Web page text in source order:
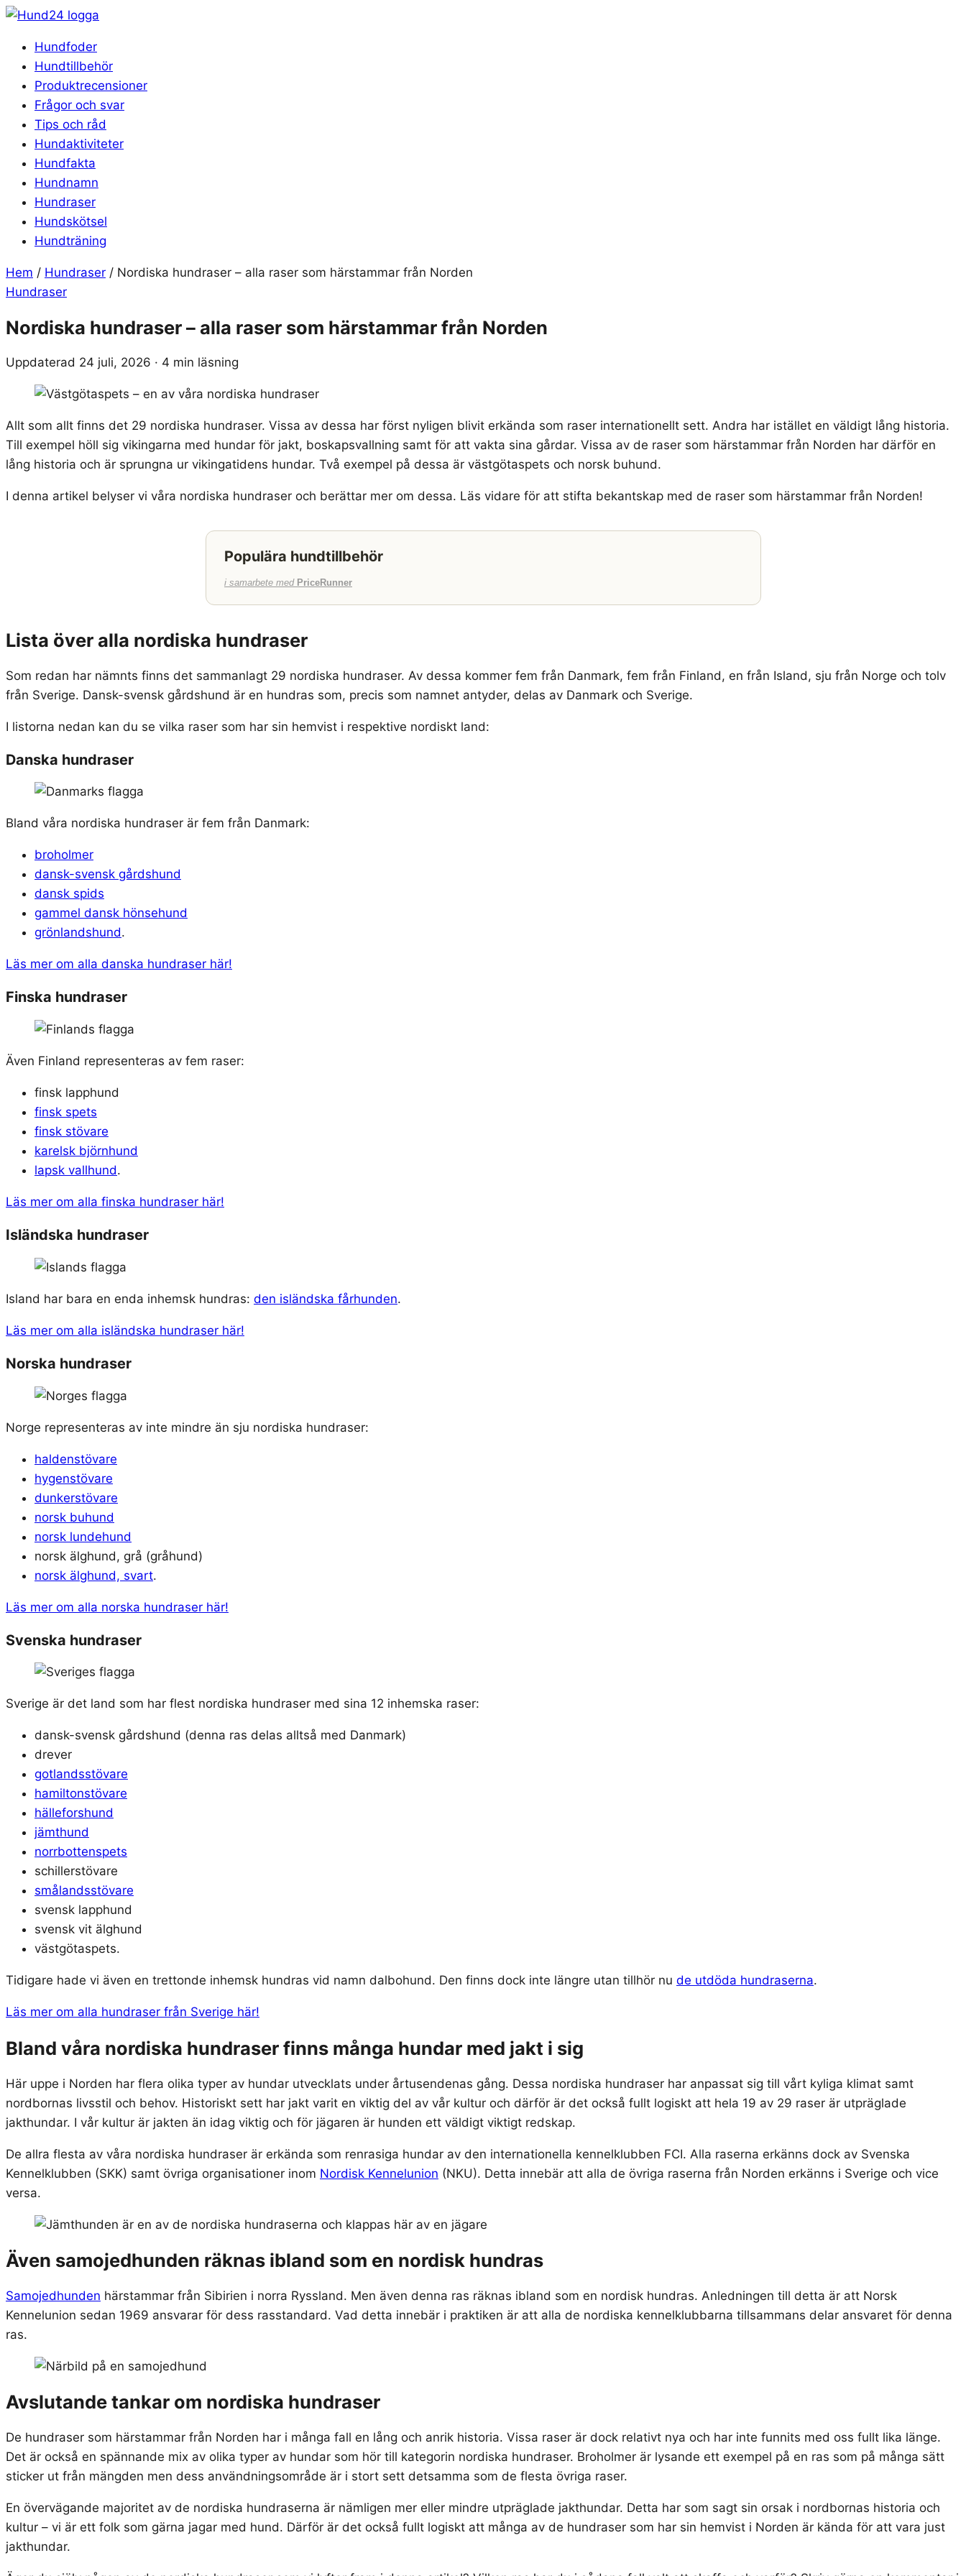
Hoppa
innehållHundfoder
Hundtillbehör
Produktrecensioner
Frågor och svar
Tips och råd
Hundaktiviteter
Hundfakta
Hundnamn
Hundraser
Hundskötsel
Hundträning
Hem / Hundraser / Nordiska hundraser – alla raser som härstammar från Norden
Hundraser
Nordiska hundraser – alla raser som härstammar från Norden
Uppdaterad 24 juli, 2026 · 4 min läsning
Allt som allt finns det 29 nordiska hundraser. Vissa av dessa har först nyligen blivit erkända som raser internationellt sett. Andra har istället en väldigt lång historia.
Till exempel höll sig vikingarna med hundar för jakt, boskapsvallning samt för att vakta sina gårdar. Vissa av de raser som härstammar från Norden har därför en
lång historia och är sprungna ur vikingatidens hundar. Två exempel på dessa är västgötaspets och norsk buhund.
I denna artikel belyser vi våra nordiska hundraser och berättar mer om dessa. Läs vidare för att stifta bekantskap med de raser som härstammar från Norden!
Populära hundtillbehör
i samarbete med PriceRunner
Lista över alla nordiska hundraser
Som redan har nämnts finns det sammanlagt 29 nordiska hundraser. Av dessa kommer fem från Danmark, fem från Finland, en från Island, sju från Norge och tolv
från Sverige. Dansk-svensk gårdshund är en hundras som, precis som namnet antyder, delas av Danmark och Sverige.
I listorna nedan kan du se vilka raser som har sin hemvist i respektive nordiskt land:
Danska hundraser
Bland våra nordiska hundraser är fem från Danmark:
broholmer
dansk-svensk gårdshund
dansk spids
gammel dansk hönsehund
grönlandshund.
Läs mer om alla danska hundraser här!
Finska hundraser
Även Finland representeras av fem raser:
finsk lapphund
finsk spets
finsk stövare
karelsk björnhund
lapsk vallhund.
Läs mer om alla finska hundraser här!
Isländska hundraser
Island har bara en enda inhemsk hundras: den isländska fårhunden.
Läs mer om alla isländska hundraser här!
Norska hundraser
Norge representeras av inte mindre än sju nordiska hundraser:
haldenstövare
hygenstövare
dunkerstövare
norsk buhund
norsk lundehund
norsk älghund, grå (gråhund)
norsk älghund, svart.
Läs mer om alla norska hundraser här!
Svenska hundraser
Sverige är det land som har flest nordiska hundraser med sina 12 inhemska raser:
dansk-svensk gårdshund (denna ras delas alltså med Danmark)
drever
gotlandsstövare
hamiltonstövare
hälleforshund
jämthund
norrbottenspets
schillerstövare
smålandsstövare
svensk lapphund
svensk vit älghund
västgötaspets.
Tidigare hade vi även en trettonde inhemsk hundras vid namn dalbohund. Den finns dock inte längre utan tillhör nu de utdöda hundraserna.
Läs mer om alla hundraser från Sverige här!
Bland våra nordiska hundraser finns många hundar med jakt i sig
Här uppe i Norden har flera olika typer av hundar utvecklats under årtusendenas gång. Dessa nordiska hundraser har anpassat sig till vårt kyliga klimat samt
nordbornas livsstil och behov. Historiskt sett har jakt varit en viktig del av vår kultur och därför är det också fullt logiskt att hela 19 av 29 raser är utpräglade
jakthundar. I vår kultur är jakten än idag viktig och för jägaren är hunden ett väldigt viktigt redskap.
De allra flesta av våra nordiska hundraser är erkända som renrasiga hundar av den internationella kennelklubben FCI. Alla raserna erkänns dock av Svenska
Kennelklubben (SKK) samt övriga organisationer inom Nordisk Kennelunion (NKU). Detta innebär att alla de övriga raserna från Norden erkänns i Sverige och vice
versa.
Även samojedhunden räknas ibland som en nordisk hundras
Samojedhunden härstammar från Sibirien i norra Ryssland. Men även denna ras räknas ibland som en nordisk hundras. Anledningen till detta är att Norsk
Kennelunion sedan 1969 ansvarar för dess rasstandard. Vad detta innebär i praktiken är att alla de nordiska kennelklubbarna tillsammans delar ansvaret för denna
ras.
Avslutande tankar om nordiska hundraser
De hundraser som härstammar från Norden har i många fall en lång och anrik historia. Vissa raser är dock relativt nya och har inte funnits med oss fullt lika länge.
Det är också en spännande mix av olika typer av hundar som hör till kategorin nordiska hundraser. Broholmer är lysande ett exempel på en ras som på många sätt
sticker ut från mängden men dess användningsområde är i stort sett detsamma som de flesta övriga raser.
En övervägande majoritet av de nordiska hundraserna är nämligen mer eller mindre utpräglade jakthundar. Detta har som sagt sin orsak i nordbornas historia och
kultur – vi är ett folk som gärna jagar med hund. Därför är det också fullt logiskt att många av de hundraser som har sin hemvist i Norden är kända för att vara just
jakthundar.